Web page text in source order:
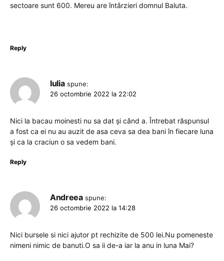
sectoare sunt 600. Mereu are întârzieri domnul Baluta.
Reply
Iulia spune:
26 octombrie 2022 la 22:02
Nici la bacau moinesti nu sa dat și când a. Întrebat răspunsul
a fost ca ei nu au auzit de asa ceva sa dea bani în fiecare luna
și ca la craciun o sa vedem bani.
Reply
Andreea spune:
26 octombrie 2022 la 14:28
Nici bursele si nici ajutor pt rechizite de 500 lei.Nu pomeneste
nimeni nimic de banuti.O sa ii de-a iar la anu in luna Mai?